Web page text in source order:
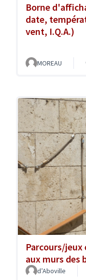
Borne
date,
vent, I.Q.A.)
MOREAU
Parcours/
aux murs des
d’Aboville